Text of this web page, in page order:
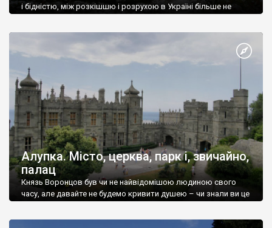
і бідністю, між розкішшю і розрухою в Україні більше не
Алупка. Місто, церква, парк і, звичайно,
палац
Князь Воронцов був чи не найвідомішою людиною свого
часу, але давайте не будемо кривити душею – чи знали ви це